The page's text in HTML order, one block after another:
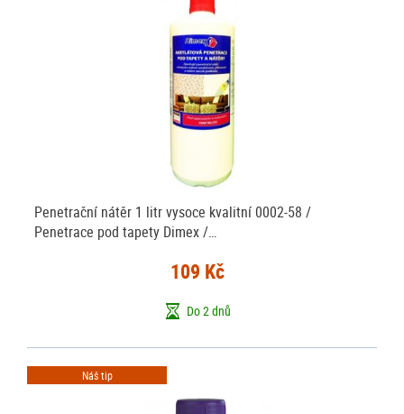
Penetrační nátěr 1 litr vysoce kvalitní 0002-58 /
Penetrace pod tapety Dimex /…
109 Kč
Do 2 dnů
Náš tip